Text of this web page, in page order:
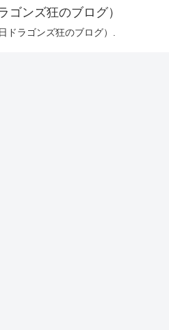
ゴンズ狂のブログ）
ドラゴンズ狂のブログ）.